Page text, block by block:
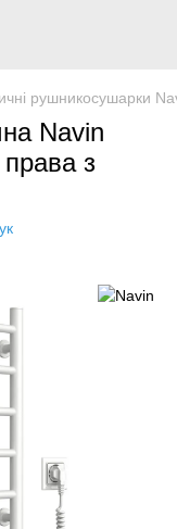
рушникосушарки
Navin
з